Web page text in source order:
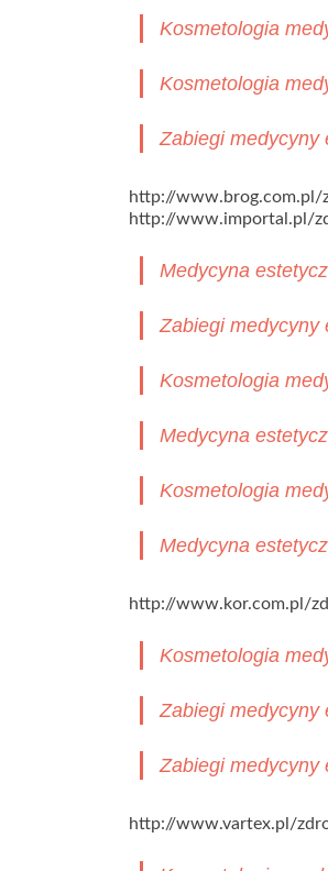
Kosmetologia
Kosmetologia
Zabiegi medycyny
http://www.brog.com.pl/
http://www.importal.pl/
Medycyna
Zabiegi medycyny
Kosmetologia
Medycyna
Kosmetologia
Medycyna
http://www.kor.com.pl/
Kosmetologia
Zabiegi medycyny
Zabiegi medycyny
http://www.vartex.pl/